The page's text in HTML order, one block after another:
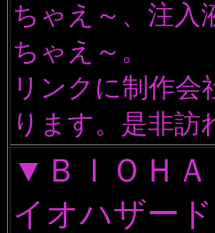
ちゃえ～、注入
ちゃえ～。
リンクに制作
ります。是非訪
▼ＢＩＯＨ
イオハザード